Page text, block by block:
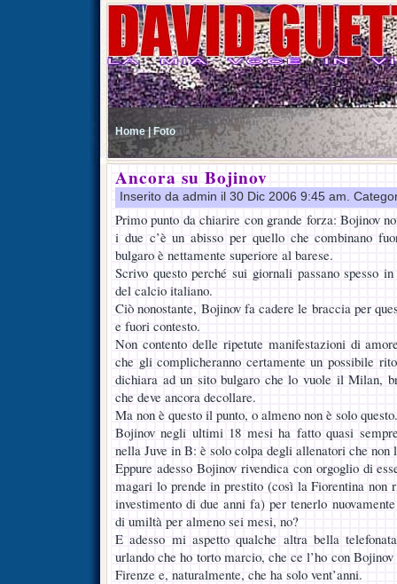
Home | Foto
Ancora su Bojinov
Inserito da admin il 30 Dic 2006 9:45 am.
Primo punto da chiarire con grande forza: Bojinov
i due c’è un abisso per quello che combinano
bulgaro è nettamente superiore al barese.
Scrivo questo perché sui giornali passano spesso
del calcio italiano.
Ciò nonostante, Bojinov fa cadere le braccia per
e fuori contesto.
Non contento delle ripetute manifestazioni di
che gli complicheranno certamente un possibile
dichiara ad un sito bulgaro che lo vuole il Milan,
che deve ancora decollare.
Ma non è questo il punto, o almeno non è solo questo.
Bojinov negli ultimi 18 mesi ha fatto quasi
nella Juve in B: è solo colpa degli allenatori che non
Eppure adesso Bojinov rivendica con orgoglio di
magari lo prende in prestito (così la Fiorentina non
investimento di due anni fa) per tenerlo
di umiltà per almeno sei mesi, no?
E adesso mi aspetto qualche altra bella
urlando che ho torto marcio, che ce l’ho con
Firenze e, naturalmente, che ha solo vent’anni.